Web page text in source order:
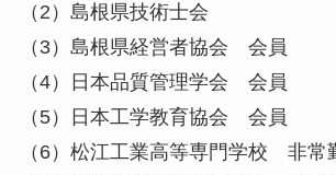
（2）島根県技術士会
（3）島根県経営者協会 会員
（4）日本品質管理学会 会員
（5）日本工学教育協会 会員
（6）松江工業高等専門学校 非常